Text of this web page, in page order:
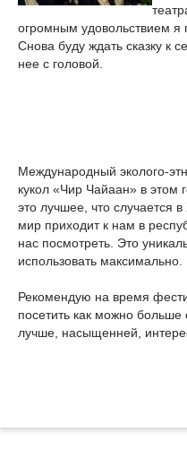
огромным удовольствием я
Снова буду ждать сказку к
нее с головой.
Международный эколого-
кукол «Чир Чайаан» в этом
это лучшее, что случается
мир приходит к нам в
нас посмотреть. Это
использовать максимально.
Рекомендую на время
посетить как можно больше
лучше, насыщенней,